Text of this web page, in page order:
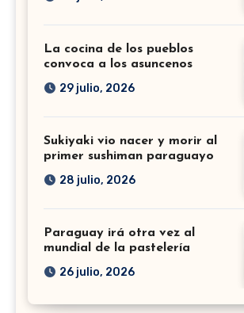
La cocina de los pueblos
convoca a los asuncenos
29 julio, 2026
Sukiyaki vio nacer y morir al
primer sushiman paraguayo
28 julio, 2026
Paraguay irá otra vez al
mundial de la pastelería
26 julio, 2026